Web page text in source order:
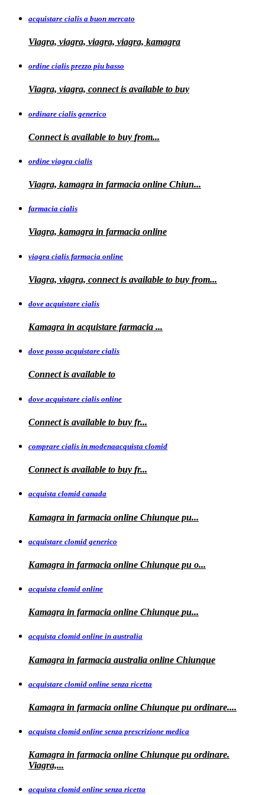
acquistare cialis a buon mercato
Viagra, viagra, viagra, viagra, kamagra
ordine cialis prezzo piu basso
Viagra, viagra, connect is available to buy
ordinare cialis generico
Connect is available to buy from...
ordine viagra cialis
Viagra, kamagra in farmacia online Chiun...
farmacia cialis
Viagra, kamagra in farmacia online
viagra cialis farmacia online
Viagra, viagra, connect is available to buy from...
dove acquistare cialis
Kamagra in acquistare farmacia ...
dove posso acquistare cialis
Connect is available to
dove acquistare cialis online
Connect is available to buy fr...
comprare cialis in modenaacquista clomid
Connect is available to buy fr...
acquista clomid canada
Kamagra in farmacia online Chiunque pu...
acquistare clomid generico
Kamagra in farmacia online Chiunque pu o...
acquista clomid online
Kamagra in farmacia online Chiunque pu...
acquista clomid online in australia
Kamagra in farmacia australia online Chiunque
acquistare clomid online senza ricetta
Kamagra in farmacia online Chiunque pu ordinare....
acquista clomid online senza prescrizione medica
Kamagra in farmacia online Chiunque pu ordinare.
Viagra,...
acquista clomid online senza ricetta